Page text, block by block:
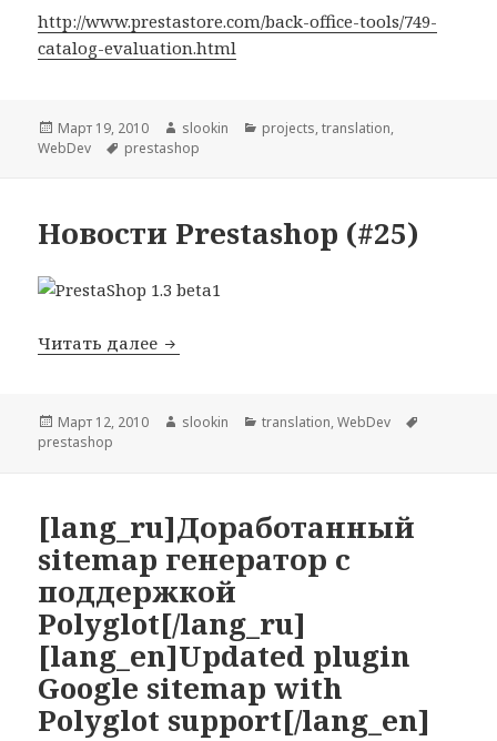
http://www.prestastore.com/back-office-tools/749-
catalog-evaluation.html
Опубликовано
Март 19, 2010 Автор
slookin Рубрики
projects,translation,
WebDev
Метки
prestashop
Новости Prestashop (#25)
Читать далее Новости Prestashop (#25)
Опубликовано
Март 12, 2010 Автор
slookin Рубрики
translation,WebDev
prestashop
[lang_ru]Доработанный
sitemap генератор с
поддержкой
Polyglot[/lang_ru]
[lang_en]Updated plugin
Google sitemap with
Polyglot support[/lang_en]